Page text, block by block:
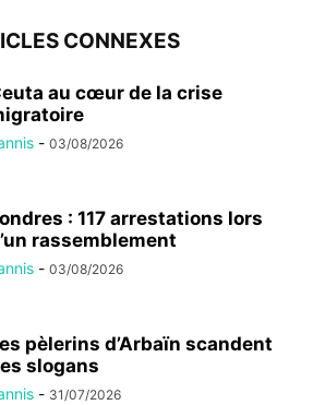
CONNEXES
au cœur de la crise
- 03/08/2026
: 117 arrestations lors
rassemblement
- 03/08/2026
pèlerins d’Arbaïn scandent
slogans
- 31/07/2026